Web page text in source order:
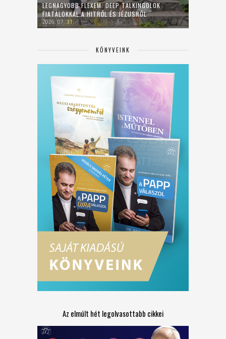
LEGNAGYOBB FLEXEM: DEEP TALKINGOLOK
FIATALOKKAL A HITRŐL ÉS JÉZUSRÓL
2026. 07. 31.
KÖNYVEINK
Az elmúlt hét legolvasottabb cikkei